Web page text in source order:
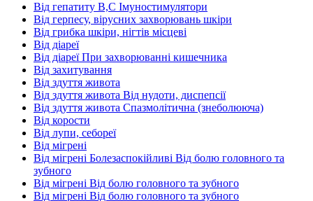
Від гепатиту В,С Імуностимулятори
Від герпесу, вірусних захворювань шкіри
Від грибка шкіри, нігтів місцеві
Від діареї
Від діареї При захворюванні кишечника
Від захитування
Від здуття живота
Від здуття живота Від нудоти, диспепсії
Від здуття живота Спазмолітична (знеболююча)
Від корости
Від лупи, себореї
Від мігрені
Від мігрені Болезаспокійливі Від болю головного та
зубного
Від мігрені Від болю головного та зубного
Від мігрені Від болю головного та зубного